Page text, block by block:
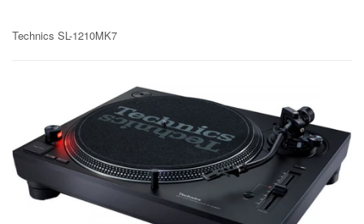
Technics SL-1210MK7